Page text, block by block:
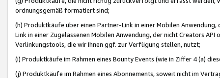
ordnungsgemäß formatiert sind;
(h) Produktkäufe über einen Partner-Link in einer Mobilen
Link in einer Zugelassenen Mobilen Anwendung, der nicht Creators
Verlinkungstools, die wir Ihnen ggf. zur Verfügung stellen, nutzt;
(i) Produktkäufe im Rahmen eines Bounty Events (wie in Ziffer 4 (a)
(j) Produktkäufe im Rahmen eines Abonnements, soweit nicht im